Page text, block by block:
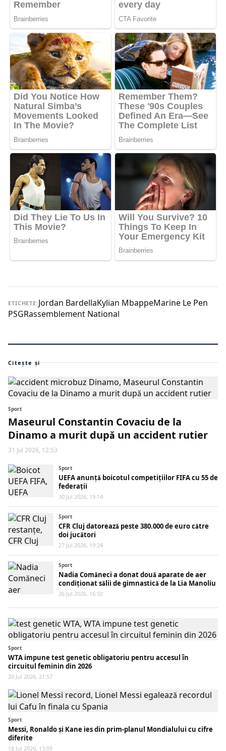
ETICHETE:Jordan BardellaKylian MbappeMarine Le Pen
PSGRassemblement National
Citește și
Sport
Maseurul Constantin Covaciu de la
Dinamo a murit după un accident rutier
31 Jul 2026, 12:53
Sport
UEFA anunță boicotul competițiilor FIFA cu 55 de
federații
30 Jul 2026, 19:14
Sport
CFR Cluj datorează peste 380.000 de euro către
doi jucători
27 Jul 2026, 19:24
Sport
Nadia Comăneci a donat două aparate de aer
condiționat sălii de gimnastică de la Lia Manoliu
26 Jul 2026, 16:50
Sport
WTA impune test genetic obligatoriu pentru accesul în
circuitul feminin din 2026
20 Jul 2026, 21:57
Sport
Messi, Ronaldo și Kane ies din prim-planul Mondialului cu cifre
diferite
18 Jul 2026, 13:09